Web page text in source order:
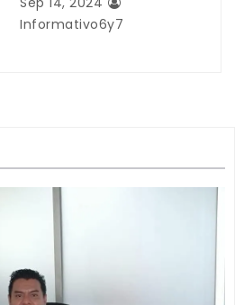
Informativo6y7